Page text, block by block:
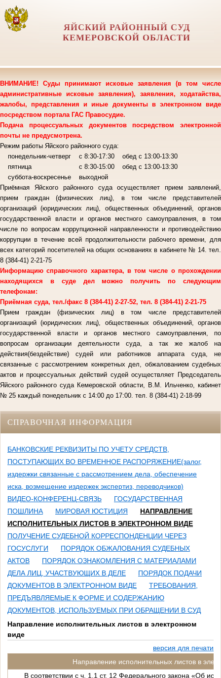
ЯЙСКИЙ РАЙОННЫЙ СУД
КЕМЕРОВСКОЙ ОБЛАСТИ
ВНИМАНИЕ! Суды принимают исковые заявления (в том числе
административные исковые заявления), заявления, ходатайства,
жалобы, представления и иные документы в электронном виде
посредством портала ГАС Правосудие.
Подача процессуальных документов посредством электронной
почты не предусмотрена.
Режим работы Яйского районного суда:
понедельник-четверг с 8:30-17:30 обед с 13:00-13:30
пятница с 8:30-15:00 обед с 13:00-13:30
суббота-воскресенье выходной
Приёмная Яйского районного суда осуществляет прием заявлений,
прием граждан (физических лиц), в том числе представителей
организаций (юридических лиц), общественных объединений, органов
государственной власти и органов местного самоуправления, в том
числе по вопросам коррупционной направленности и противодействию
коррупции в течение всей продолжительности рабочего времени, для
всех категорий посетителей на общих основаниях в кабинете № 14. тел.
8 (384-41) 2-21-75
Информацию справочного характера, в том числе о прохождении
находящихся в суде дел можно получить по следующим
телефонам:
Приёмная суда, тел./факс 8 (384-41) 2-27-52, тел. 8 (384-41) 2-21-75
Прием граждан (физических лиц) в том числе представителей
организаций (юридических лиц), общественных объединений, органов
государственной власти и органов местного самоуправления, по
вопросам организации деятельности суда, а так же жалоб на
действия(бездействие) судей или работников аппарата суда, не
связанные с рассмотрением конкретных дел, обжалованием судебных
актов и процессуальных действий судей осуществляет Председатель
Яйского районного суда Кемеровской области, В.М. Ильченко, кабинет
№ 25 каждый понедельник с 14:00 до 17:00. тел. 8 (384-41) 2-18-99
СПРАВОЧНАЯ ИНФОРМАЦИЯ
БАНКОВСКИЕ РЕКВИЗИТЫ ПО УЧЕТУ СРЕДСТВ,
ПОСТУПАЮЩИХ ВО ВРЕМЕННОЕ РАСПОРЯЖЕНИЕ(залог,
издержки связанные с рассмотрением дела, обеспечение
иска, возмещение издержек экспертиз, переводчиков)
ВИДЕО-КОНФЕРЕНЦ-СВЯЗЬ
ГОСУДАРСТВЕННАЯ
ПОШЛИНА
МИРОВАЯ ЮСТИЦИЯ
НАПРАВЛЕНИЕ
ИСПОЛНИТЕЛЬНЫХ ЛИСТОВ В ЭЛЕКТРОННОМ ВИДЕ
ПОЛУЧЕНИЕ СУДЕБНОЙ КОРРЕСПОНДЕНЦИИ ЧЕРЕЗ
ГОСУСЛУГИ
ПОРЯДОК ОБЖАЛОВАНИЯ СУДЕБНЫХ
АКТОВ
ПОРЯДОК ОЗНАКОМЛЕНИЯ С МАТЕРИАЛАМИ
ДЕЛА ЛИЦ, УЧАСТВУЮЩИХ В ДЕЛЕ
ПОРЯДОК ПОДАЧИ
ДОКУМЕНТОВ В ЭЛЕКТРОННОМ ВИДЕ
ТРЕБОВАНИЯ,
ПРЕДЪЯВЛЯЕМЫЕ К ФОРМЕ И СОДЕРЖАНИЮ
ДОКУМЕНТОВ, ИСПОЛЬЗУЕМЫХ ПРИ ОБРАЩЕНИИ В СУД
Направление исполнительных листов в электронном
виде
версия для печати
Направление исполнительных листов в
В соответствии с ч. 1.1 ст. 12 Федерального закона «Об